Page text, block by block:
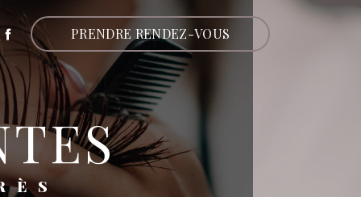
PRENDRE RENDEZ-VOUS